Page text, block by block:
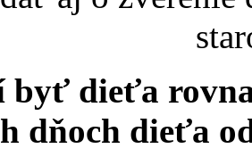
byť dieťa
dňoch dieťa